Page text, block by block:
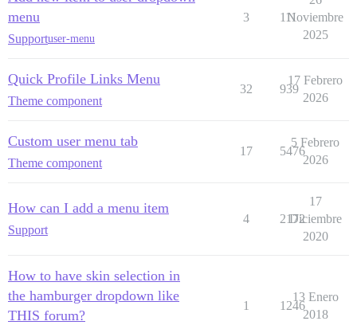
menu
Supportuser-menu
3 111
Noviembre
2025
Quick Profile Links Menu
Theme component
32 939
17 Febrero
2026
Custom user menu tab
Theme component
17 5476
5 Febrero
2026
How can I add a menu item
Support
4 2172
17
Diciembre
2020
How to have skin selection in
the hamburger dropdown like
THIS forum?
1 1246
13 Enero
2018